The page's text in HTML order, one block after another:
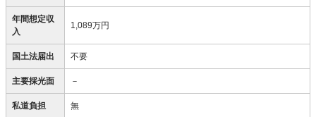
年間想定収
入
1,089万円
国土法届出 不要
主要採光面 －
私道負担 無